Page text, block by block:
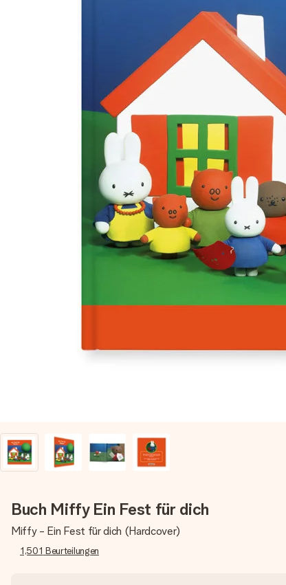
Buch Miffy Ein Fest für dich
Miffy - Ein Fest für dich (Hardcover)
1,501 Beurteilungen